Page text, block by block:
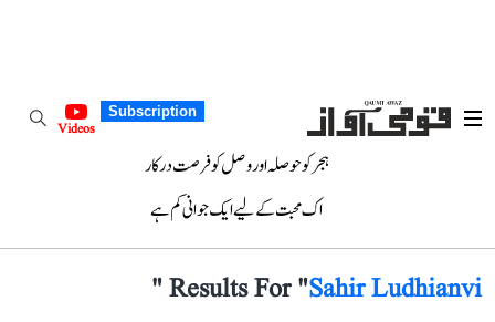
Subscription
Videos
ہجر کو حوصلہ اور وصل کو فرصت درکار
اک محبت کے لیے ایک جوانی کم ہے
Results For "Sahir Ludhianvi
"